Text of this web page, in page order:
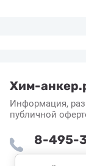
Хим-
Информация,
публичной
8-495-
Пн-Пт: 8:30 -